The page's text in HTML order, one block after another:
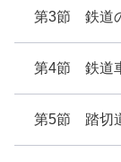
第3節 鉄道
第4節 鉄道
第5節 踏切